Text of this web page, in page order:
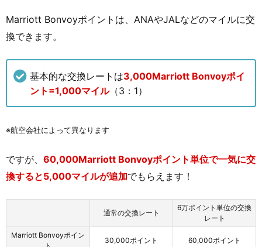
Marriott Bonvoyポイントは、ANAやJALなどのマイルに交
換できます。
基本的な交換レートは3,000Marriott Bonvoyポイ
ント=1,000マイル（3：1）
※航空会社によって異なります
ですが、 60,000Marriott Bonvoyポイント単位で一気に交
換すると5,000マイルが追加でもらえます！
通常の交換レート
6万ポイント単位の交換
レート
Marriott Bonvoyポイン
30,000ポイント 60,000ポイント